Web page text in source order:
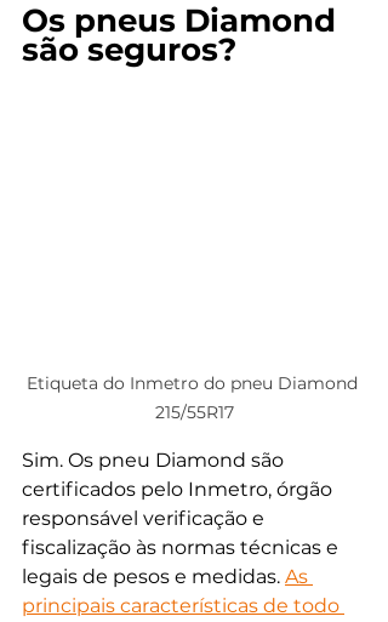
Os pneus Diamond
são seguros?
Etiqueta do Inmetro do pneu Diamond
215/55R17
Sim. Os pneu Diamond são
certificados pelo Inmetro, órgão
responsável verificação e
fiscalização às normas técnicas e
legais de pesos e medidas. As
principais características de todo